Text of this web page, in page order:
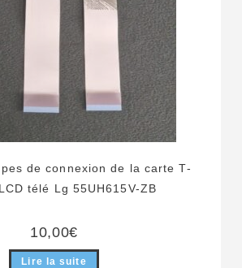
de connexion de la carte T-
télé Lg 55UH615V-ZB
10,00€
Lire la suite